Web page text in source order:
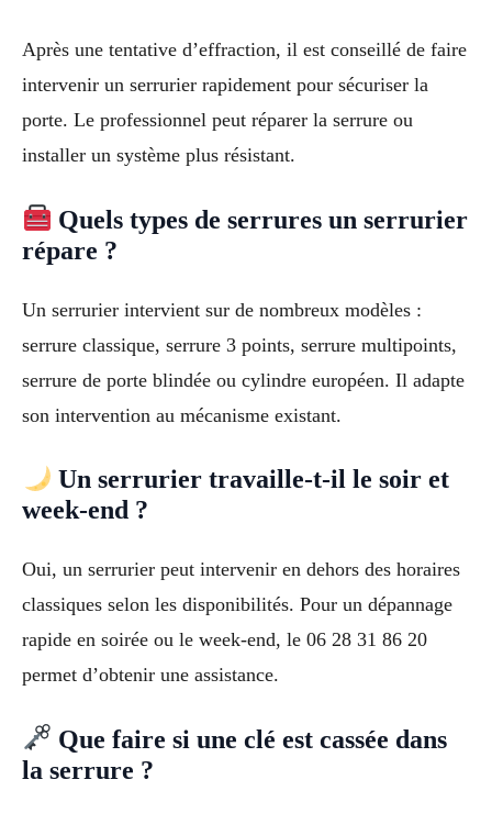
Après une tentative d’effraction, il est conseillé de faire
intervenir un serrurier rapidement pour sécuriser la
porte. Le professionnel peut réparer la serrure ou
installer un système plus résistant.
Quels types de serrures un serrurier
répare ?
Un serrurier intervient sur de nombreux modèles :
serrure classique, serrure 3 points, serrure multipoints,
serrure de porte blindée ou cylindre européen. Il adapte
son intervention au mécanisme existant.
Un serrurier travaille-t-il le soir et
week-end ?
Oui, un serrurier peut intervenir en dehors des horaires
classiques selon les disponibilités. Pour un dépannage
rapide en soirée ou le week-end, le 06 28 31 86 20
permet d’obtenir une assistance.
Que faire si une clé est cassée dans
la serrure ?